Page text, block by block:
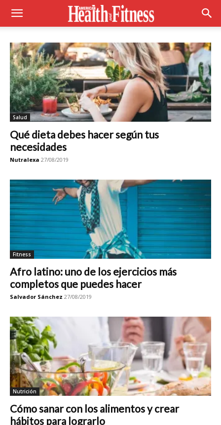
Salud
Qué dieta debes hacer según tus
necesidades
Nutralexa 27/08/2019
Fitness
Afro latino: uno de los ejercicios más
completos que puedes hacer
Salvador Sánchez 27/08/2019
Nutrición
Cómo sanar con los alimentos y crear
hábitos para lograrlo